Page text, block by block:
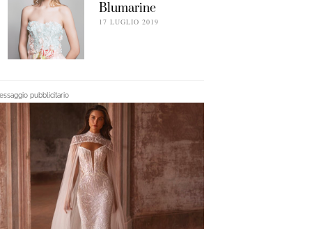
Blumarine
17 LUGLIO 2019
pubblicitario